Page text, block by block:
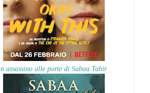
n assassino alle porte di Sabaa Tahir